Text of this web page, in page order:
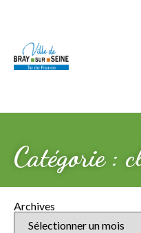
Catégorie :
Archives